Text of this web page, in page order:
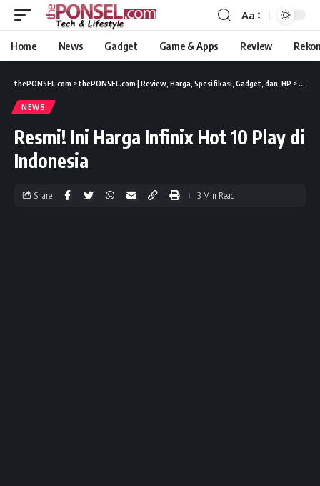
Aa
Home News Gadget Game & Apps Review
thePONSEL.com >thePONSEL.com | Review, Harga, Spesifikasi, Gadget, dan, HP > News
NEWS
Resmi! Ini Harga Infinix Hot 10 Play di
Indonesia
Share 3 Min Read